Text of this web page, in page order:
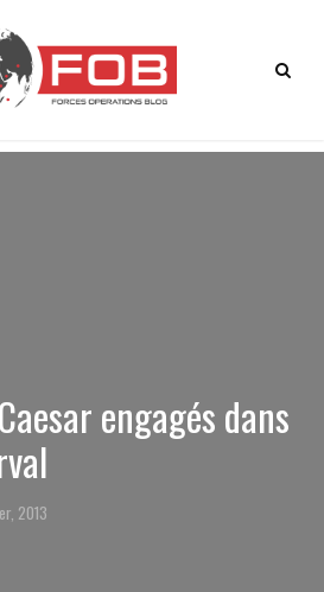
engagés dans
2013